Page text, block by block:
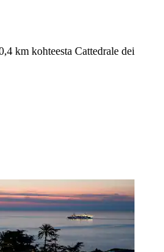
km kohteesta Cattedrale dei